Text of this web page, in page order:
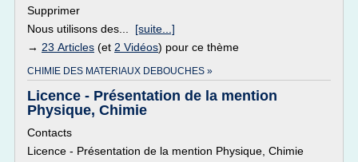
Supprimer
Nous utilisons des... [suite...]
→ 23 Articles (et 2 Vidéos) pour ce thème
CHIMIE DES MATERIAUX DEBOUCHES »
Licence - Présentation de la mention
Physique, Chimie
Contacts
Licence - Présentation de la mention Physique, Chimie